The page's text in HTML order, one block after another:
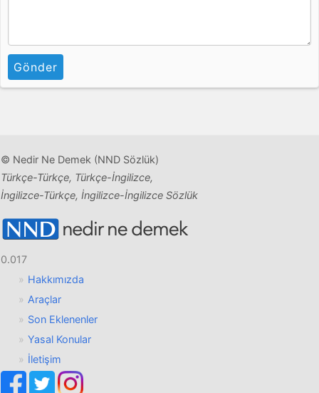
Gönder
© Nedir Ne Demek (NND Sözlük)
Türkçe-Türkçe, Türkçe-İngilizce,
İngilizce-Türkçe, İngilizce-İngilizce Sözlük
0.017
Hakkımızda
Araçlar
Son Eklenenler
Yasal Konular
İletişim